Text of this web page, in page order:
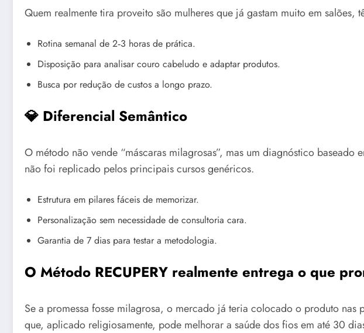
Quem realmente tira proveito são mulheres que já gastam muito em
Rotina semanal de 2‑3 horas de prática.
Disposição para analisar couro cabeludo e adaptar produtos.
Busca por redução de custos a longo prazo.
💎 Diferencial Semântico
O método não vende “máscaras milagrosas”, mas um diagnóstico
não foi replicado pelos principais cursos genéricos.
Estrutura em pilares fáceis de memorizar.
Personalização sem necessidade de consultoria cara.
Garantia de 7 dias para testar a metodologia.
O Método RECUPERY realmente entrega o que
Se a promessa fosse milagrosa, o mercado já teria colocado o produto
que, aplicado religiosamente, pode melhorar a saúde dos fios em até 30